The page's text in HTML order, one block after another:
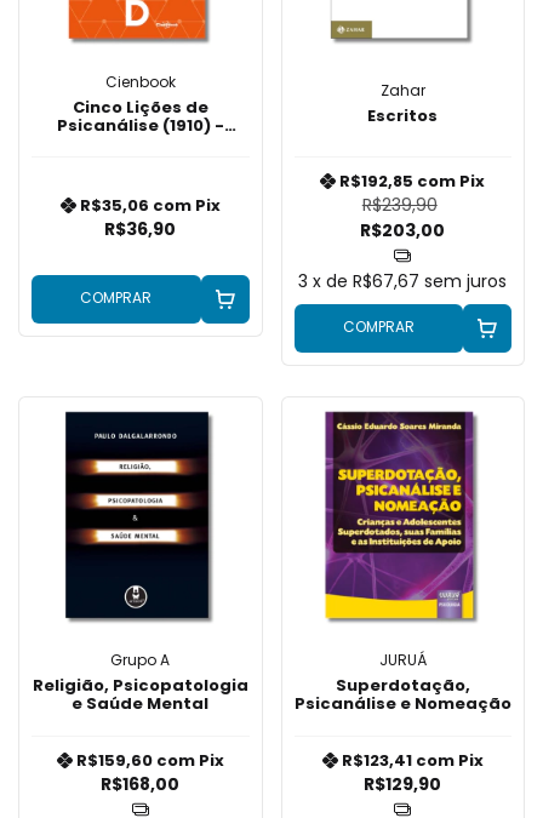
Cienbook
Cinco Lições de
Psicanálise (1910) -
R$36,90
R$35,06 com Pix
COMPRAR
Zahar
Escritos
R$239,90
R$203,00
R$192,85 com Pix
3 x deR$67,67 sem juros
COMPRAR
Grupo A
Religião, Psicopatologia
e Saúde Mental
R$168,00
R$159,60 com Pix
JURUÁ
Superdotação,
Psicanálise e Nomeação
R$129,90
R$123,41 com Pix